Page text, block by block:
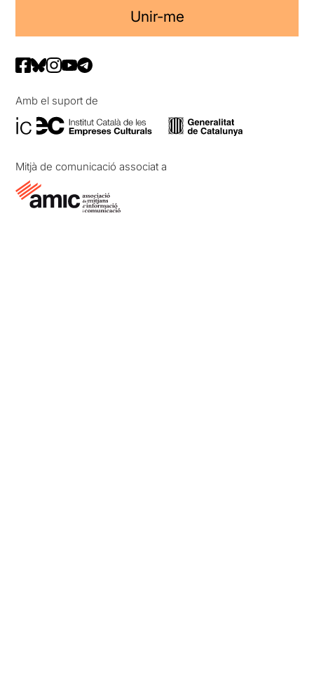
Unir-me
Amb el suport de
Mitjà de comunicació associat a